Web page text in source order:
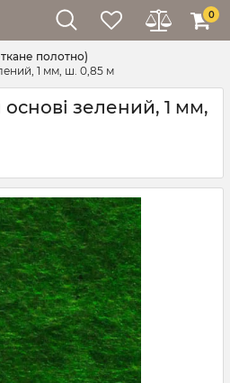
0
полотно)
1 мм, ш. 0,85 м
зелений, 1 мм,